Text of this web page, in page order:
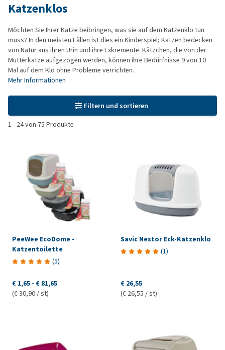
Katzenklos
Möchten Sie Ihrer Katze beibringen, was sie auf dem Katzenklo tun
muss? In den meisten Fällen ist dies ein Kinderspiel; Katzen bedecken
von Natur aus ihren Urin und ihre Exkremente. Kätzchen, die von der
Mutterkatze aufgezogen werden, können ihre Bedürfnisse 9 von 10
Mal auf dem Klo ohne Probleme verrichten.
Mehr Informationen
Filtern und sortieren
1 - 24von 75 Produkte
PeeWee EcoDome -
Katzentoilette
(5)
€ 1,65 - € 81,65
(€ 30,90 / st)
Savic Nestor Eck-Katzenklo
(1)
€ 26,55
(€ 26,55 / st)